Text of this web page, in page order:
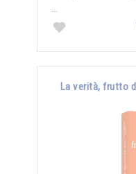
…
La verità, frutto